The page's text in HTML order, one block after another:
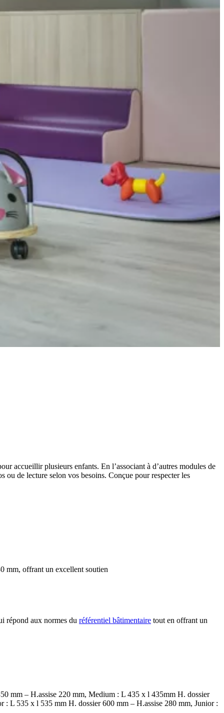
accueillir plusieurs enfants. En l’associant à d’autres modules de
ou de lecture selon vos besoins. Conçue pour respecter les
mm, offrant un excellent soutien
répond aux normes du référentiel bâtimentaire tout en offrant un
mm – H.assise 220 mm, Medium : L 435 x l 435mm H. dossier
L 535 x l 535 mm H. dossier 600 mm – H.assise 280 mm, Junior :